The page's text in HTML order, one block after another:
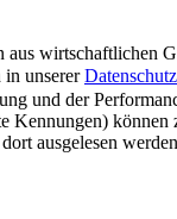
wirtschaftlichen
in unserer
und der
Kennungen)
ausgelesen